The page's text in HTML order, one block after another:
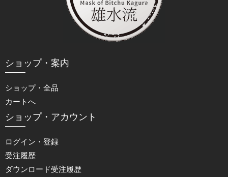
ショップ・案内
ショップ・全品
カートへ
ショップ・アカウント
ログイン・登録
受注履歴
ダウンロード受注履歴